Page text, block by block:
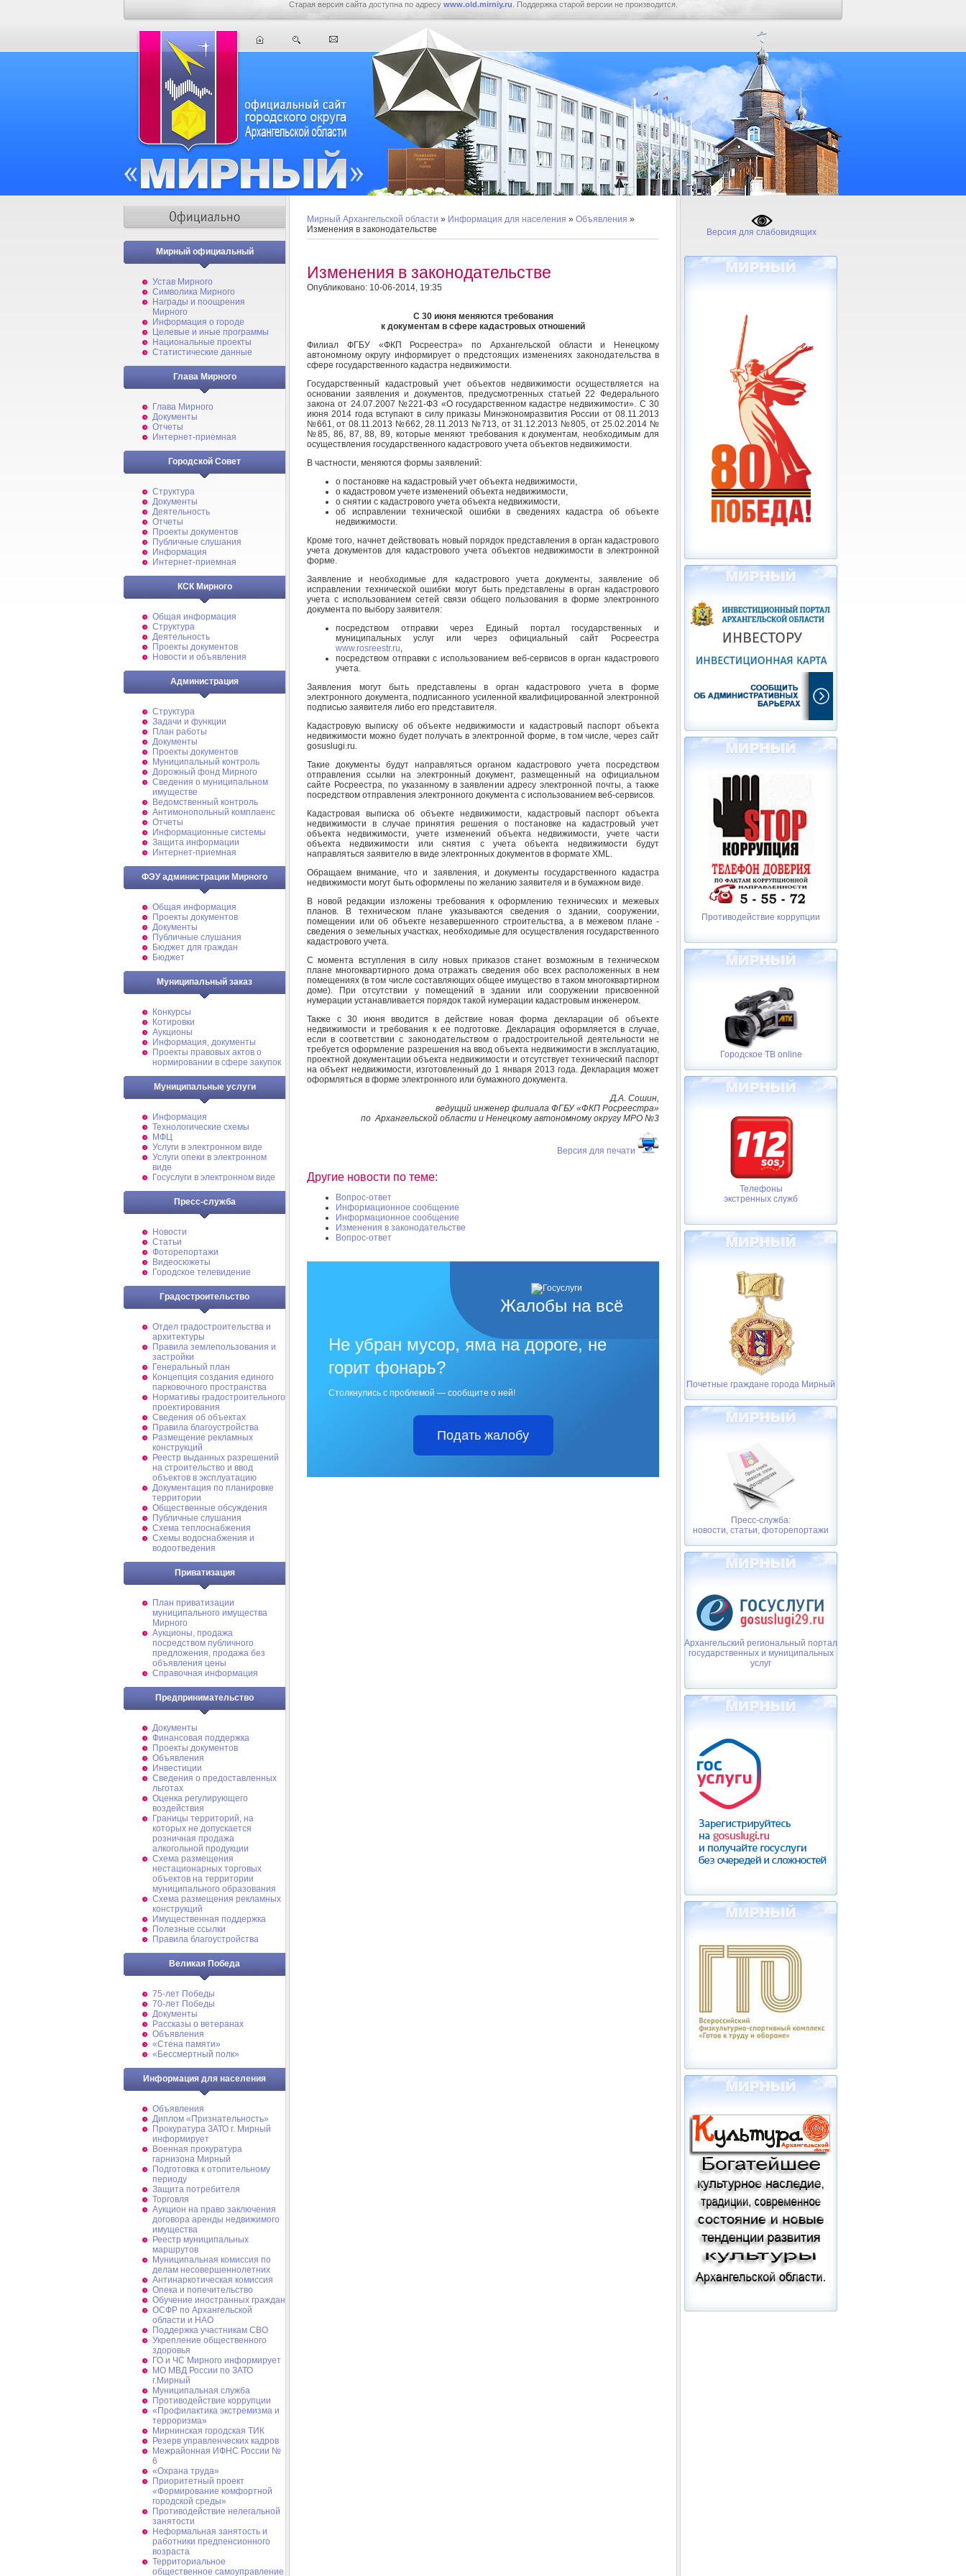
Старая версия сайта доступна по адресу www.old.mirniy.ru . Поддержка старой версии не производится.
Мирный официальный
Устав Мирного
Символика Мирного
Награды и поощрения
Мирного
Информация о городе
Целевые и иные программы
Национальные проекты
Статистические данные
Глава Мирного
Глава Мирного
Документы
Отчеты
Интернет-приемная
Городской Совет
Структура
Документы
Деятельность
Отчеты
Проекты документов
Публичные слушания
Информация
Интернет-приемная
КСК Мирного
Общая информация
Структура
Деятельность
Проекты документов
Новости и объявления
Администрация
Структура
Задачи и функции
План работы
Документы
Проекты документов
Муниципальный контроль
Дорожный фонд Мирного
Cведения о муниципальном
имуществе
Ведомственный контроль
Антимонопольный комплаенс
Отчеты
Информационные системы
Защита информации
Интернет-приемная
ФЭУ администрации Мирного
Общая информация
Проекты документов
Документы
Публичные слушания
Бюджет для граждан
Бюджет
Муниципальный заказ
Конкурсы
Котировки
Аукционы
Информация, документы
Проекты правовых актов о
нормировании в сфере закупок
Муниципальные услуги
Информация
Технологические схемы
МФЦ
Услуги в электронном виде
Услуги опеки в электронном
виде
Госуслуги в электронном виде
Пресс-служба
Новости
Статьи
Фоторепортажи
Видеосюжеты
Городское телевидение
Градостроительство
Отдел градостроительства и
архитектуры
Правила землепользования и
застройки
Генеральный план
Концепция создания единого
парковочного пространства
Нормативы градостроительного
проектирования
Сведения об объектах
Правила благоустройства
Размещение рекламных
конструкций
Реестр выданных разрешений
на строительство и ввод
объектов в эксплуатацию
Документация по планировке
территории
Общественные обсуждения
Публичные слушания
Схема теплоснабжения
Схемы водоснабжения и
водоотведения
Приватизация
План приватизации
муниципального имущества
Мирного
Аукционы, продажа
посредством публичного
предложения, продажа без
объявления цены
Справочная информация
Предпринимательство
Документы
Финансовая поддержка
Проекты документов
Объявления
Инвестиции
Сведения о предоставленных
льготах
Оценка регулирующего
воздействия
Границы территорий, на
которых не допускается
розничная продажа
алкогольной продукции
Схема размещения
нестационарных торговых
объектов на территории
муниципального образования
Схема размещения рекламных
конструкций
Имущественная поддержка
Полезные ссылки
Правила благоустройства
Великая Победа
75-лет Победы
70-лет Победы
Документы
Рассказы о ветеранах
Объявления
«Стена памяти»
«Бессмертный полк»
Информация для населения
Объявления
Диплом «Признательность»
Прокуратура ЗАТО г. Мирный
информирует
Военная прокуратура
гарнизона Мирный
Подготовка к отопительному
периоду
Защита потребителя
Торговля
Аукцион на право заключения
договора аренды недвижимого
имущества
Реестр муниципальных
маршрутов
Муниципальная комиссия по
делам несовершеннолетних
Антинаркотическая комиссия
Опека и попечительство
Обучение иностранных граждан
ОСФР по Архангельской
области и НАО
Поддержка участникам СВО
Укрепление общественного
здоровья
ГО и ЧС Мирного информирует
МО МВД России по ЗАТО
г.Мирный
Муниципальная cлужба
Противодействие коррупции
«Профилактика экстремизма и
терроризма»
Мирнинская городская ТИК
Резерв управленческих кадров
Межрайонная ИФНС России №
6
«Охрана труда»
Приоритетный проект
«Формирование комфортной
городской среды»
Противодействие нелегальной
занятости
Неформальная занятость и
работники предпенсионного
возраста
Территориальное
общественное самоуправление
Мирный Архангельской области » Информация для населения » Объявления »
Изменения в законодательстве
Изменения в законодательстве
Опубликовано: 10-06-2014, 19:35
С 30 июня меняются требования
к документам в сфере кадастровых отношений
Филиал ФГБУ «ФКП Росреестра» по Архангельской области и Ненецкому
автономному округу информирует о предстоящих изменениях законодательства в
сфере государственного кадастра недвижимости.
Государственный кадастровый учет объектов недвижимости осуществляется на
основании заявления и документов, предусмотренных статьей 22 Федерального
закона от 24.07.2007 №221-ФЗ «О государственном кадастре недвижимости». С 30
июня 2014 года вступают в силу приказы Минэкономразвития России от 08.11.2013
№661, от 08.11.2013 №662, 28.11.2013 №713, от 31.12.2013 №805, от 25.02.2014 №
№85, 86, 87, 88, 89, которые меняют требования к документам, необходимым для
осуществления государственного кадастрового учета объектов недвижимости.
В частности, меняются формы заявлений:
о постановке на кадастровый учет объекта недвижимости,
о кадастровом учете изменений объекта недвижимости,
о снятии с кадастрового учета объекта недвижимости,
об исправлении технической ошибки в сведениях кадастра об объекте
недвижимости.
Кроме того, начнет действовать новый порядок представления в орган кадастрового
учета документов для кадастрового учета объектов недвижимости в электронной
форме.
Заявление и необходимые для кадастрового учета документы, заявление об
исправлении технической ошибки могут быть представлены в орган кадастрового
учета с использованием сетей связи общего пользования в форме электронного
документа по выбору заявителя:
посредством отправки через Единый портал государственных и
муниципальных услуг или через официальный сайт Росреестра
www.rosreestr.ru,
посредством отправки с использованием веб-сервисов в орган кадастрового
учета.
Заявления могут быть представлены в орган кадастрового учета в форме
электронного документа, подписанного усиленной квалифицированной электронной
подписью заявителя либо его представителя.
Кадастровую выписку об объекте недвижимости и кадастровый паспорт объекта
недвижимости можно будет получать в электронной форме, в том числе, через сайт
gosuslugi.ru.
Такие документы будут направляться органом кадастрового учета посредством
отправления ссылки на электронный документ, размещенный на официальном
сайте Росреестра, по указанному в заявлении адресу электронной почты, а также
посредством отправления электронного документа с использованием веб-сервисов.
Кадастровая выписка об объекте недвижимости, кадастровый паспорт объекта
недвижимости в случае принятия решения о постановке на кадастровый учет
объекта недвижимости, учете изменений объекта недвижимости, учете части
объекта недвижимости или снятия с учета объекта недвижимости будут
направляться заявителю в виде электронных документов в формате XML.
Обращаем внимание, что и заявления, и документы государственного кадастра
недвижимости могут быть оформлены по желанию заявителя и в бумажном виде.
В новой редакции изложены требования к оформлению технических и межевых
планов. В техническом плане указываются сведения о здании, сооружении,
помещении или об объекте незавершенного строительства, а в межевом плане -
сведения о земельных участках, необходимые для осуществления государственного
кадастрового учета.
С момента вступления в силу новых приказов станет возможным в техническом
плане многоквартирного дома отражать сведения обо всех расположенных в нем
помещениях (в том числе составляющих общее имущество в таком многоквартирном
доме). При отсутствии у помещений в здании или сооружении присвоенной
нумерации устанавливается порядок такой нумерации кадастровым инженером.
Также с 30 июня вводится в действие новая форма декларации об объекте
недвижимости и требования к ее подготовке. Декларация оформляется в случае,
если в соответствии с законодательством о градостроительной деятельности не
требуется оформление разрешения на ввод объекта недвижимости в эксплуатацию,
проектной документации объекта недвижимости и отсутствует технический паспорт
на объект недвижимости, изготовленный до 1 января 2013 года. Декларация может
оформляться в форме электронного или бумажного документа.
Д.А. Сошин,
ведущий инженер филиала ФГБУ «ФКП Росреестра»
по Архангельской области и Ненецкому автономному округу МРО №3
Версия для печати
Другие новости по теме:
Вопрос-ответ
Информационное сообщение
Информационное сообщение
Изменения в законодательстве
Вопрос-ответ
Жалобы на всё
Не убран мусор, яма на дороге, не
горит фонарь?
Столкнулись с проблемой — сообщите о ней!
Подать жалобу
Версия для слабовидящих
Противодействие коррупции
Городское ТВ online
Телефоны
экстренных служб
Почетные граждане города Мирный
Пресс-служба:
новости, статьи, фоторепортажи
Архангельский региональный портал
государственных и муниципальных
услуг